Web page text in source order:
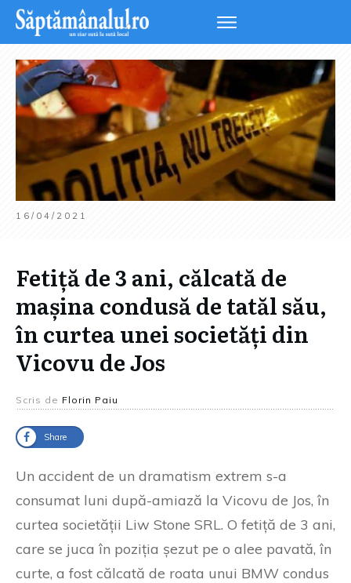
16/04/2021
Fetiță de 3 ani, călcată de
mașina condusă de tatăl său,
în curtea unei societăți din
Vicovu de Jos
Scris de Florin Paiu
Share
Un accident de un dramatism extrem s-a
consumat luni după-amiază la Vicovu de Jos, în
curtea societății Liw Stone SRL. O fetiță de 3 ani,
care se juca în poziția șezut pe o alee pavată, în
curte, a fost călcată de roata unui BMW condus